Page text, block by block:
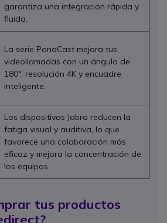
garantiza una integración rápida y
fluida.
La serie PanaCast mejora tus
videollamadas con un ángulo de
180°, resolución 4K y encuadre
inteligente.
Los dispositivos Jabra reducen la
fatiga visual y auditiva, lo que
favorece una colaboración más
eficaz y mejora la concentración de
los equipos.
tus productos